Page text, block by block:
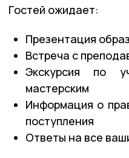
Гостей ожидает:
Презентация
Встреча с
Экскурсия по
мастерским
Информация о
поступления
Ответы на все